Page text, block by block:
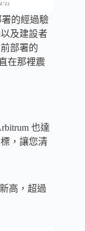
的經過驗
及建設者
部署的
在那裡震
也達
，讓您清
高，超過